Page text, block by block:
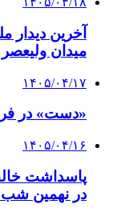
آخرین دیدار
میدان
۱۴۰۵/۰۴/۱۷
«دست» در
۱۴۰۵/۰۴/۱۶
پاسداشت
در نهمین شب